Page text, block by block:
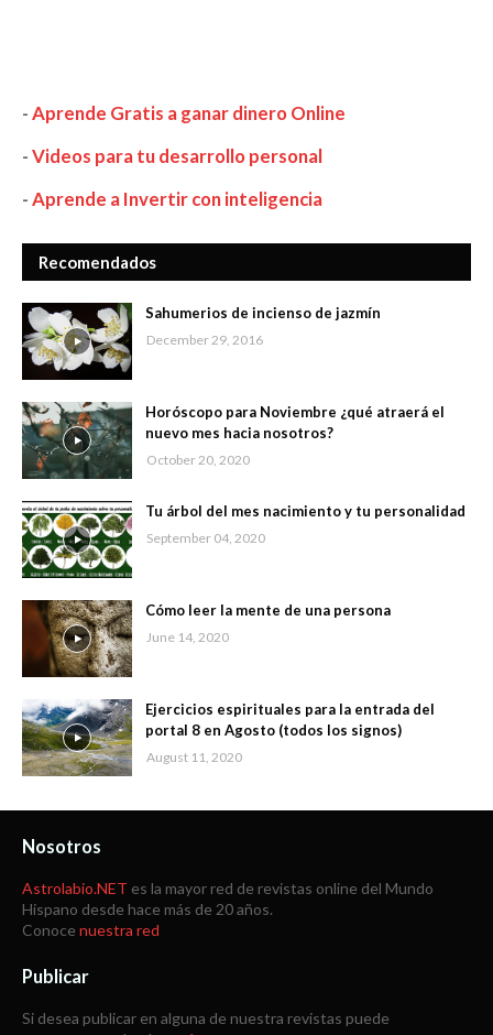
-Aprende Gratis a ganar dinero Online
-Videos para tu desarrollo personal
-Aprende a Invertir con inteligencia
Recomendados
Sahumerios de incienso de jazmín
December 29, 2016
Horóscopo para Noviembre ¿qué atraerá el
nuevo mes hacia nosotros?
October 20, 2020
Tu árbol del mes nacimiento y tu personalidad
September 04, 2020
Cómo leer la mente de una persona
June 14, 2020
Ejercicios espirituales para la entrada del
portal 8 en Agosto (todos los signos)
August 11, 2020
Nosotros
Astrolabio.NET es la mayor red de revistas online del Mundo
Hispano desde hace más de 20 años.
Conoce nuestra red
Publicar
Si desea publicar en alguna de nuestra revistas puede